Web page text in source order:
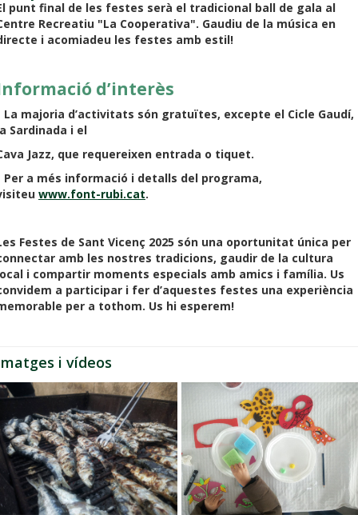
punt final de les festes serà el tradicional ball de gala al
Recreatiu "La Cooperativa". Gaudiu de la música en
i acomiadeu les festes amb estil!
d’interès
La majoria d’activitats són gratuïtes, excepte el Cicle Gaudí,
Sardinada i el
Jazz, que requereixen entrada o tiquet.
Per a més informació i detalls del programa,
www.font-rubi.cat.
Festes de Sant Vicenç 2025 són una oportunitat única per
amb les nostres tradicions, gaudir de la cultura
i compartir moments especials amb amics i família. Us
a participar i fer d’aquestes festes una experiència
per a tothom. Us hi esperem!
i vídeos